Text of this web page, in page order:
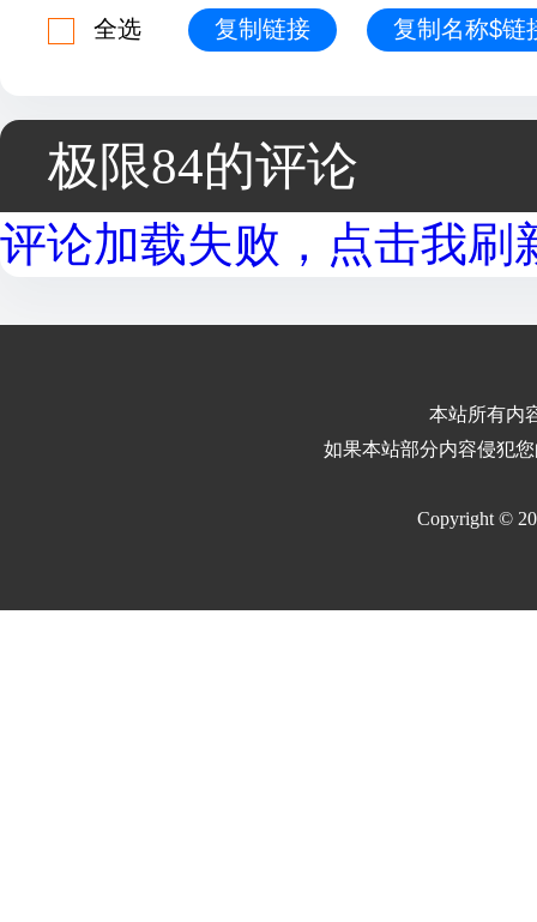
全选 复制链接 复制名称$链
极限84的评论
评论加载失败，点击我刷
本站所有内
如果本站部分内容侵犯
Copyright ©